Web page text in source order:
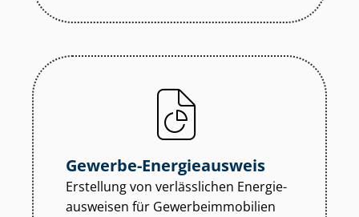
Gewerbe-Energieausweis
Erstellung von verlässlichen En­er­gie­
aus­wei­sen für Ge­wer­be­im­mo­bi­li­en